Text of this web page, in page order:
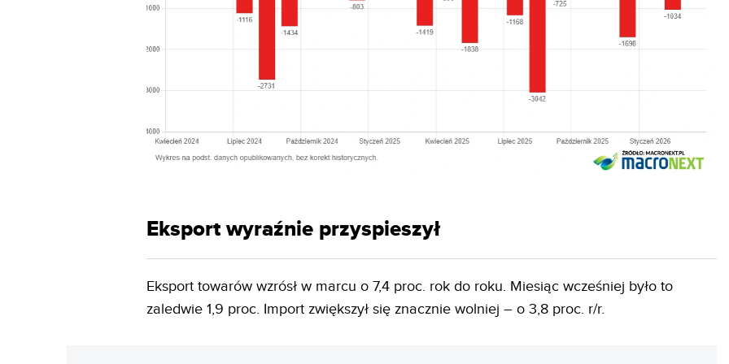
Eksport wyraźnie przyspieszył
Eksport towarów wzrósł w marcu o 7,4 proc. rok do roku. Miesiąc wcześniej było to
zaledwie 1,9 proc. Import zwiększył się znacznie wolniej – o 3,8 proc. r/r.